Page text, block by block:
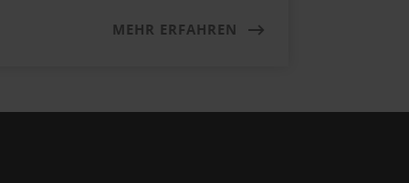
MEHR ERFAHREN